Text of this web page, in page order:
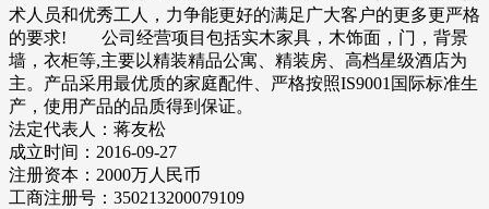
术人员和优秀工人，力争能更好的满足广大客户的更多更严格
的要求! 公司经营项目包括实木家具，木饰面，门，背景
墙，衣柜等,主要以精装精品公寓、精装房、高档星级酒店为
主。产品采用最优质的家庭配件、严格按照IS9001国际标准生
产，使用产品的品质得到保证。
法定代表人：蒋友松
成立时间：2016-09-27
注册资本：2000万人民币
工商注册号：350213200079109